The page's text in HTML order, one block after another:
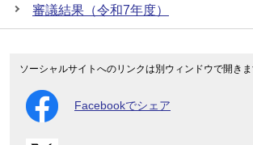
審議結果（令和7年度）
ソーシャルサイトへのリンクは別ウィンドウで開き
Facebookでシェア